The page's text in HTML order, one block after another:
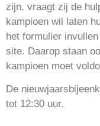
zijn, vraagt zij de
kampioen wil laten
het formulier
site. Daarop staan
kampioen moet
De
tot 12:30 uur.